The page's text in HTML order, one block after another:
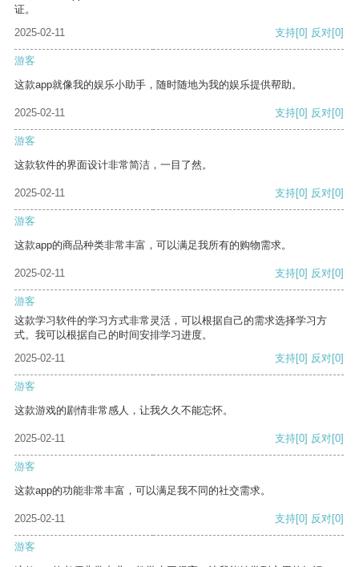
证。
2025-02-11
支持[0] 反对[0]
游客
这款app就像我的娱乐小助手，随时随地为我的娱乐提供帮助。
2025-02-11 支持[0] 反对[0]
游客
这款软件的界面设计非常简洁，一目了然。
2025-02-11 支持[0] 反对[0]
游客
这款app的商品种类非常丰富，可以满足我所有的购物需求。
2025-02-11 支持[0] 反对[0]
游客
这款学习软件的学习方式非常灵活，可以根据自己的需求选择学习方
式。我可以根据自己的时间安排学习进度。
2025-02-11
支持[0] 反对[0]
游客
这款游戏的剧情非常感人，让我久久不能忘怀。
2025-02-11 支持[0] 反对[0]
游客
这款app的功能非常丰富，可以满足我不同的社交需求。
2025-02-11 支持[0] 反对[0]
游客